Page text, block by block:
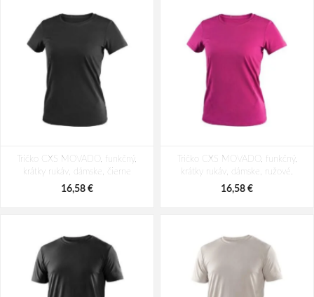
Tričko CXS MOVADO, funkčný,
krátky rukáv, dámske, čierne
16,58 €
Tričko CXS MOVADO, funkčný,
krátky rukáv, dámske, ružové.
16,58 €